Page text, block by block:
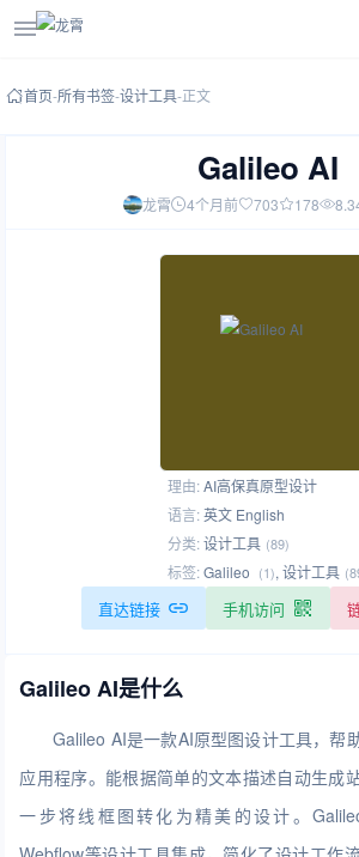
首页-所有书签-设计工具-正文
Galileo AI
龙霄 4个月前 703 178
理由:AI高保真原型设计
语言:英文 English
分类:设计工具 (89)
标签:Galileo (1), 设计工具
直达链接 手机访问
Galileo AI是什么
Galileo AI是一款AI原型图设计工具，帮
应用程序。能根据简单的文本描述自动生成
一步将线框图转化为精美的设计。